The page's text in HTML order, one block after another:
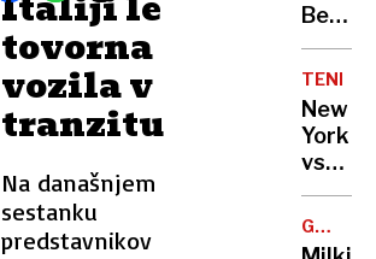
tovorna
vozila v
tranzitu
Na današnjem
sestanku
predstavnikov
odkrili
Vsi
me
če je
umrl
…
TENIS
New
York
vse
bolj
zelen,
igralce
GRAD